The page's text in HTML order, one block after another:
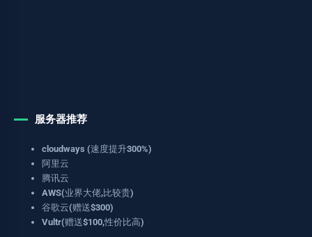
服务器推荐
cloudways (速度提升300%)
阿里云
腾讯云
AWS(业界大佬,比较贵)
谷歌云(赠送$300)
Vultr(赠送$100,性价比高)